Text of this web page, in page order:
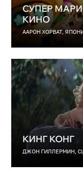
СУПЕР
КИНО
ААРОН ХОРВАТ,
КИНГ КОНГ
ДЖОН ГИЛЛЕРМИН,